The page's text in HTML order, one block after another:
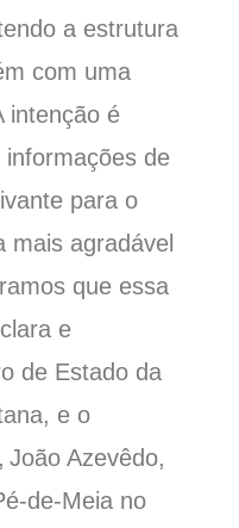
a estrutura
com uma
intenção é
de
para o
mais agradável
que essa
e
de Estado da
e o
João Azevêdo,
de-Meia no